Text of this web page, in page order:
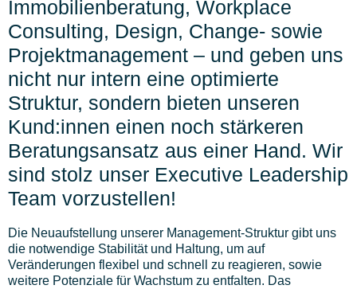
Immobilienberatung, Workplace
Consulting, Design, Change- sowie
Projektmanagement – und geben uns
nicht nur intern eine optimierte
Struktur, sondern bieten unseren
Kund:innen einen noch stärkeren
Beratungsansatz aus einer Hand. Wir
sind stolz unser Executive Leadership
Team vorzustellen!
Die Neuaufstellung unserer Management-Struktur gibt uns
die notwendige Stabilität und Haltung, um auf
Veränderungen flexibel und schnell zu reagieren, sowie
weitere Potenziale für Wachstum zu entfalten. Das